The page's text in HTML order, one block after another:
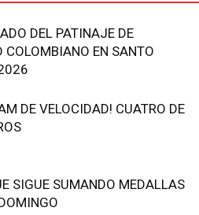
DEL PATINAJE DE
COLOMBIANO EN SANTO
DE VELOCIDAD! CUATRO DE
SIGUE SUMANDO MEDALLAS